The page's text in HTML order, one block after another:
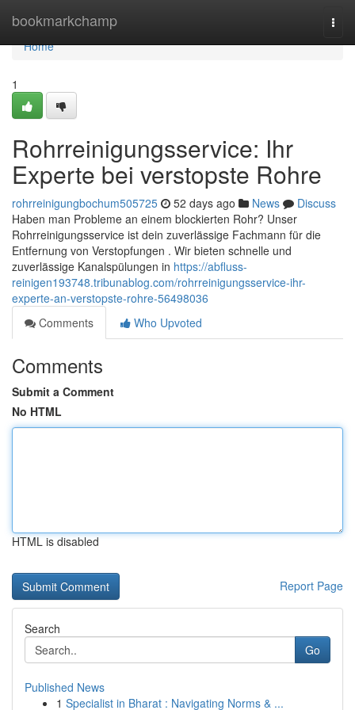
bookmarkchamp
Home
Home
1
Rohrreinigungsservice: Ihr
Experte bei verstopste Rohre
rohrreinigungbochum505725 52 days ago News
Discuss
Haben man Probleme an einem blockierten Rohr? Unser
Rohrreinigungsservice ist dein zuverlässige Fachmann für die
Entfernung von Verstopfungen . Wir bieten schnelle und
zuverlässige Kanalspülungen in https://abfluss-
reinigen193748.tribunablog.com/rohrreinigungsservice-ihr-
experte-an-verstopste-rohre-56498036
Comments
Who Upvoted
Comments
Submit a Comment
No HTML
HTML is disabled
Report Page
Search
Go
Published News
1 Specialist in Bharat : Navigating Norms & ...